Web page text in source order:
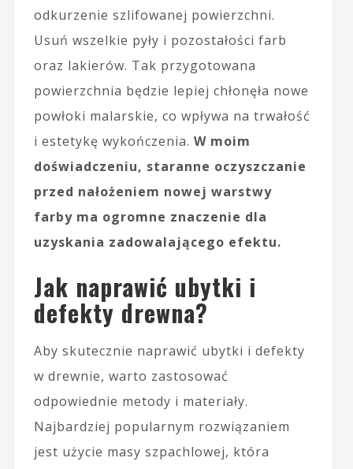
odkurzenie szlifowanej powierzchni.
Usuń wszelkie pyły i pozostałości farb
oraz lakierów. Tak przygotowana
powierzchnia będzie lepiej chłonęła nowe
powłoki malarskie, co wpływa na trwałość
i estetykę wykończenia. W moim
doświadczeniu, staranne oczyszczanie
przed nałożeniem nowej warstwy
farby ma ogromne znaczenie dla
uzyskania zadowalającego efektu.
Jak naprawić ubytki i
defekty drewna?
Aby skutecznie naprawić ubytki i defekty
w drewnie, warto zastosować
odpowiednie metody i materiały.
Najbardziej popularnym rozwiązaniem
jest użycie masy szpachlowej, która